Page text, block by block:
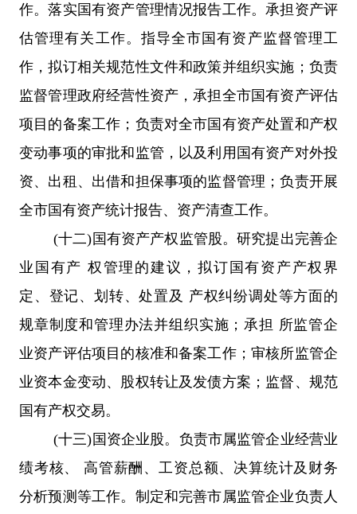
作。落实国有资产管理情况报告工作。承担资产评
估管理有关工作。指导全市国有资产监督管理工
作，拟订相关规范性文件和政策并组织实施；负责
监督管理政府经营性资产，承担全市国有资产评估
项目的备案工作；负责对全市国有资产处置和产权
变动事项的审批和监管，以及利用国有资产对外投
资、出租、出借和担保事项的监督管理；负责开展
全市国有资产统计报告、资产清查工作。
(十二)国有资产产权监管股。研究提出完善企
业国有产 权管理的建议，拟订国有资产产权界
定、登记、划转、处置及 产权纠纷调处等方面的
规章制度和管理办法并组织实施；承担 所监管企
业资产评估项目的核准和备案工作；审核所监管企
业资本金变动、股权转让及发债方案；监督、规范
国有产权交易。
(十三)国资企业股。负责市属监管企业经营业
绩考核、 高管薪酬、工资总额、决算统计及财务
分析预测等工作。制定和完善市属监管企业负责人